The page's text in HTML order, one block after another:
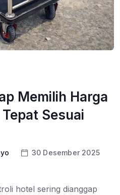
Memilih Harga
Sesuai
30 Desember 2025
hotel sering dianggap